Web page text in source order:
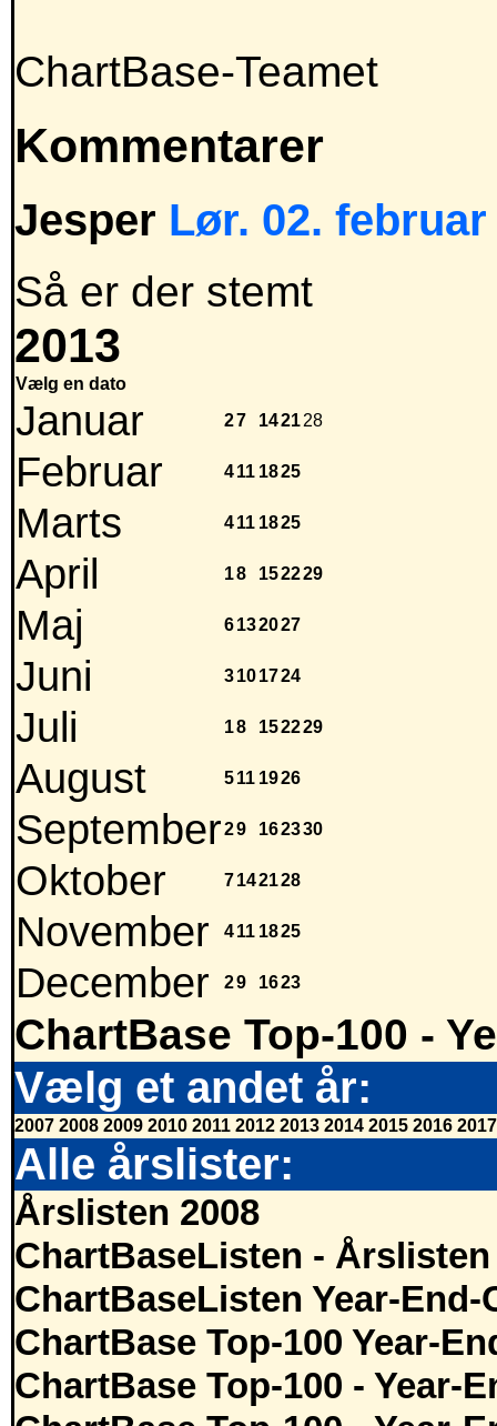
ChartBase-Teamet
Kommentarer
Jesper Lør. 02. februar
Så er der stemt
2013
Vælg en dato
Januar 27 142128
Februar 411 1825
Marts 411 1825
April 18 152229
Maj 6132027
Juni 3101724
Juli 18 152229
August 511 1926
September29 162330
Oktober 7142128
November 411 1825
December 29 1623
ChartBase Top-100 -
Vælg et andet år:
2007 2008 2009 2010 2011 2012 2013 2014 2015 2016 2017
Alle årslister:
Årslisten 2008
ChartBaseListen - Årslisten
ChartBaseListen Year-End-
ChartBase Top-100 Year-
ChartBase Top-100 - Year-